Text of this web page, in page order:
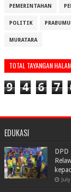
PEMERINTAHAN
POLITIK
MURATARA
TOTAL TAYANGAN
9 4 6 7
EDUKASI
DPD